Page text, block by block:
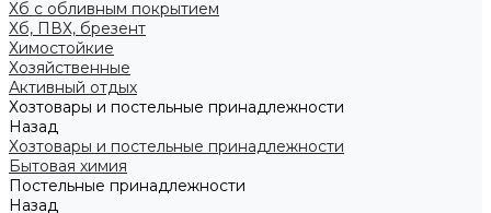
Хб с обливным покрытием
Хб, ПВХ, брезент
Химостойкие
Хозяйственные
Активный отдых
Хозтовары и постельные принадлежности
Назад
Хозтовары и постельные принадлежности
Бытовая химия
Постельные принадлежности
Назад